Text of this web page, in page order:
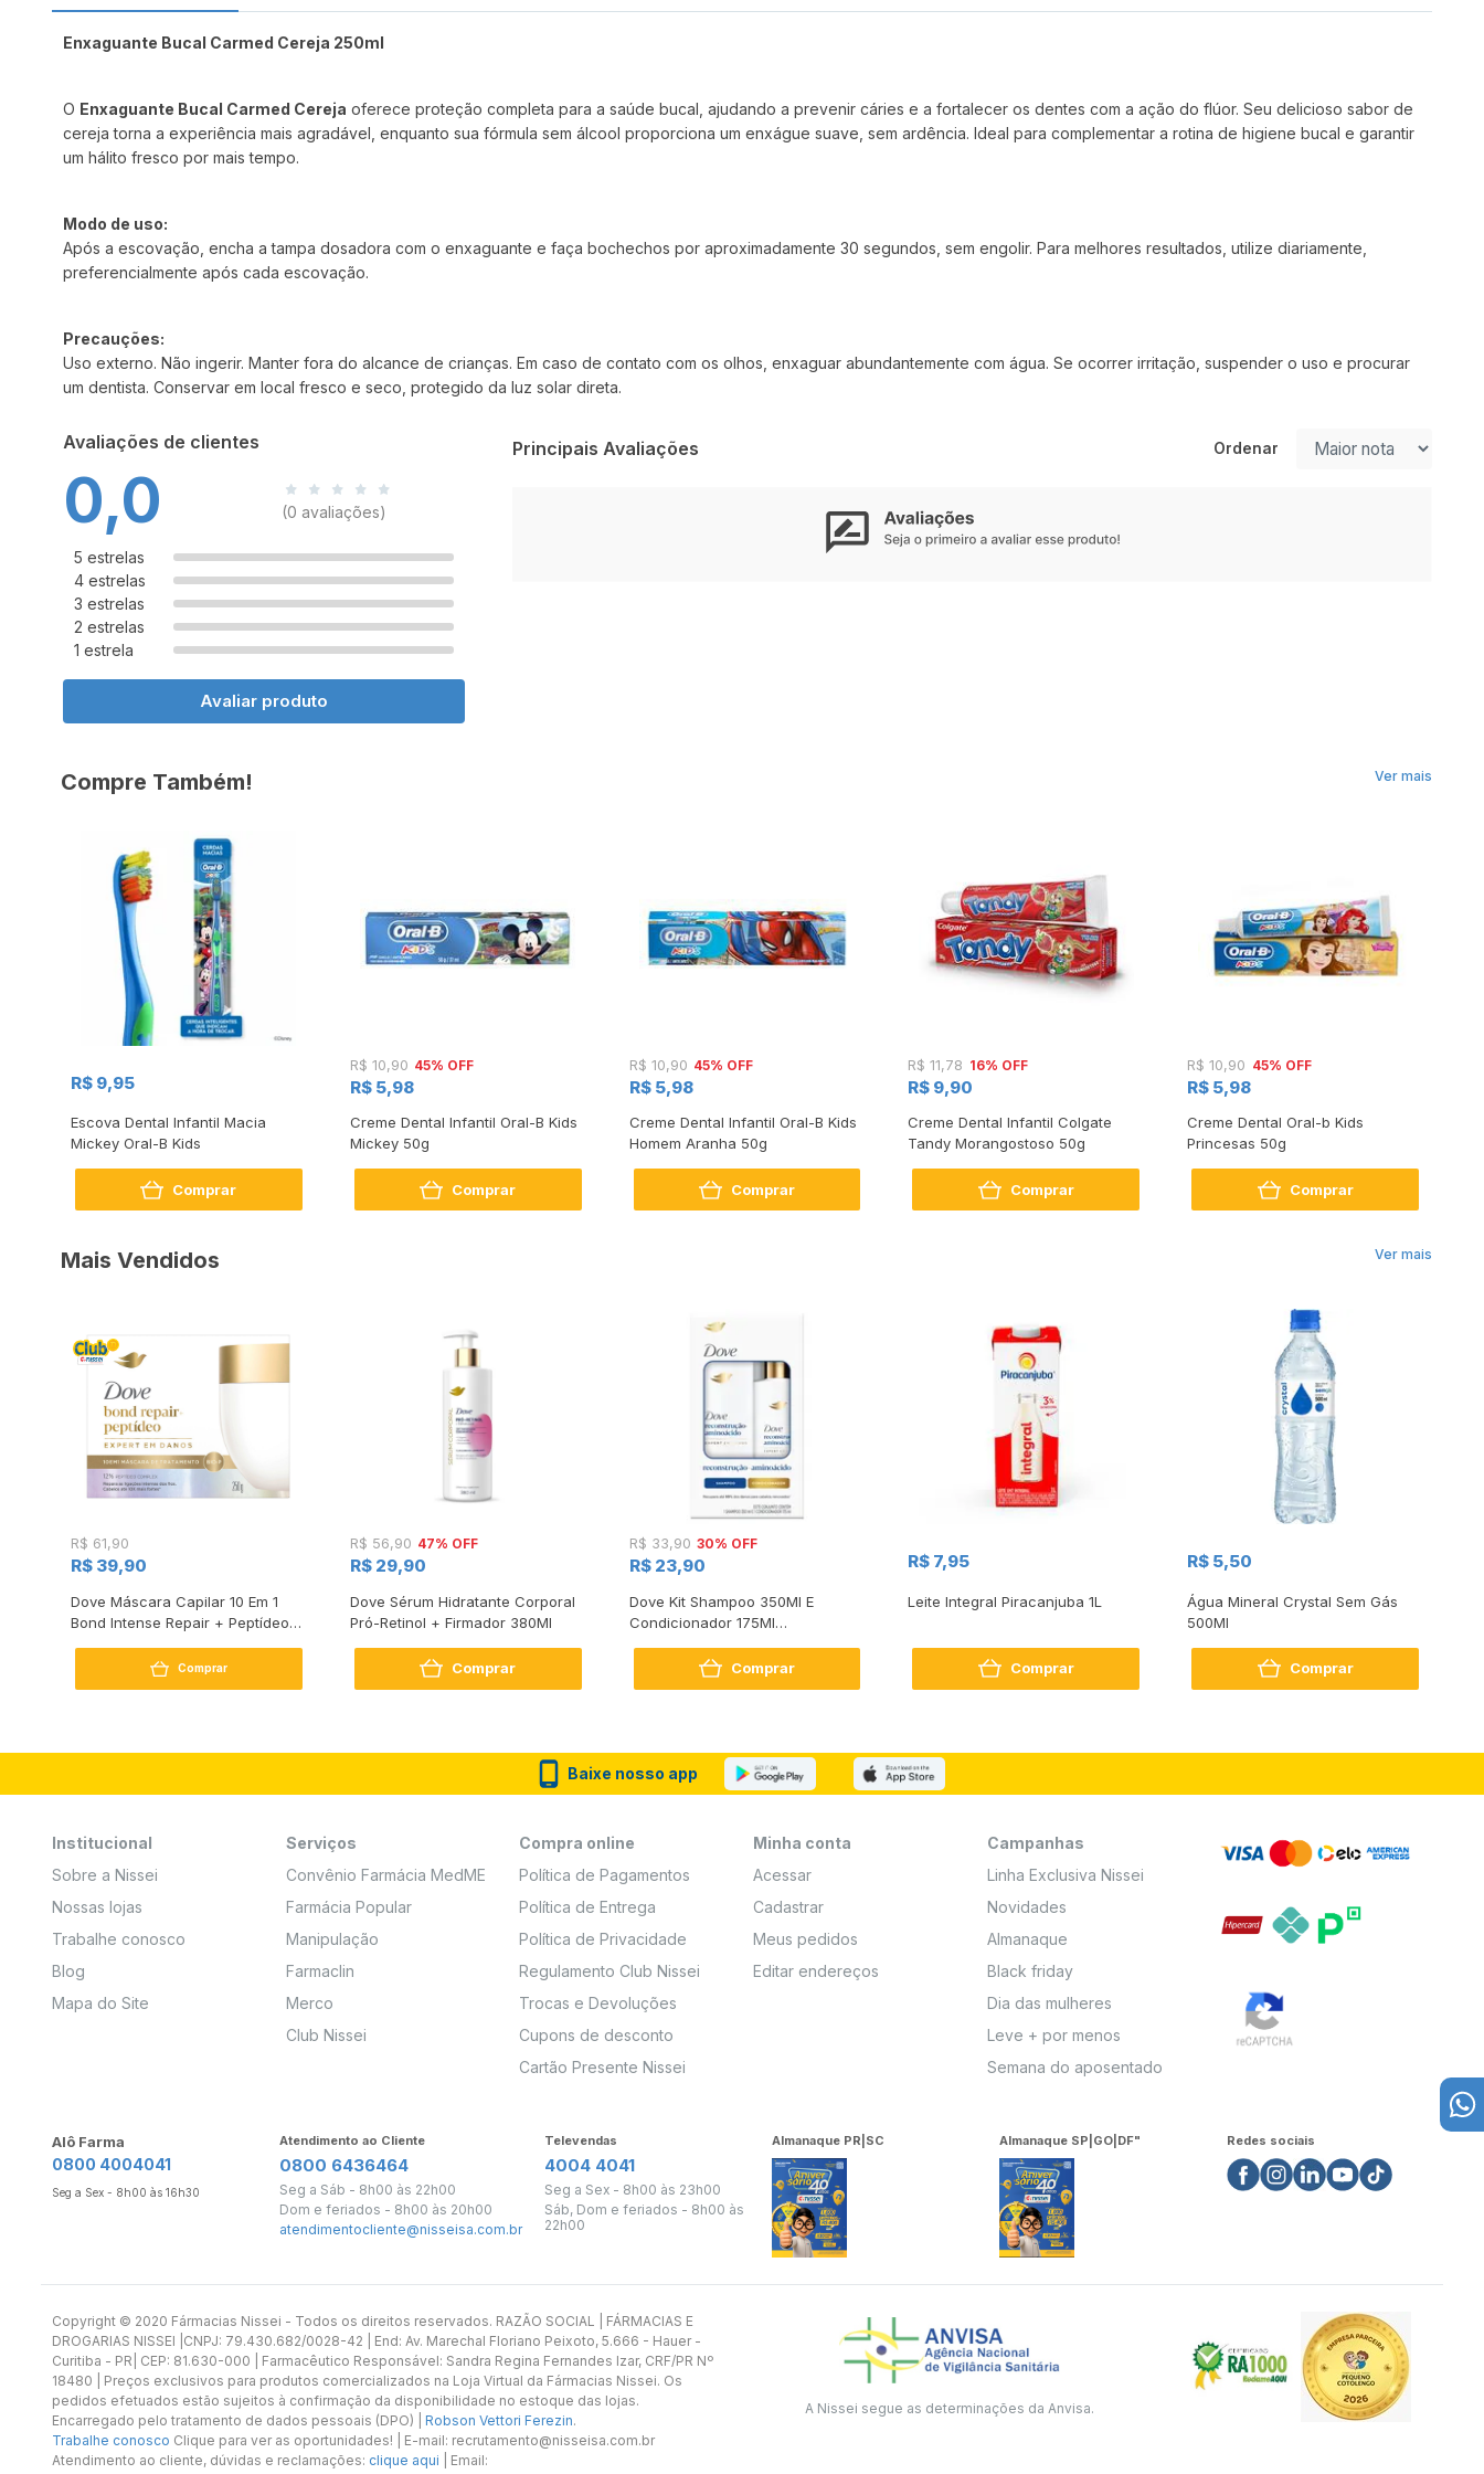
Enxaguante Bucal Carmed Cereja 250ml
O Enxaguante Bucal Carmed Cereja oferece proteção completa para a saúde bucal, ajudando a prevenir cáries e a fortalecer os dentes com a ação do flúor. Seu delicioso sabor de
cereja torna a experiência mais agradável, enquanto sua fórmula sem álcool proporciona um enxágue suave, sem ardência. Ideal para complementar a rotina de higiene bucal e garantir
um hálito fresco por mais tempo.
Modo de uso:
Após a escovação, encha a tampa dosadora com o enxaguante e faça bochechos por aproximadamente 30 segundos, sem engolir. Para melhores resultados, utilize diariamente,
preferencialmente após cada escovação.
Precauções:
Uso externo. Não ingerir. Manter fora do alcance de crianças. Em caso de contato com os olhos, enxaguar abundantemente com água. Se ocorrer irritação, suspender o uso e procurar
um dentista. Conservar em local fresco e seco, protegido da luz solar direta.
Avaliações de clientes
0,0 (0 avaliações)
5 estrelas
4 estrelas
3 estrelas
2 estrelas
1 estrela
Avaliar produto
Principais Avaliações Ordenar
Ver mais
Compre Também!
R$ 9,95
Escova Dental Infantil Macia
Mickey Oral-B Kids
Comprar
R$ 10,90 45% OFF
R$ 5,98
Creme Dental Infantil Oral-B Kids
Mickey 50g
Comprar
R$ 10,90 45% OFF
R$ 5,98
Creme Dental Infantil Oral-B Kids
Homem Aranha 50g
Comprar
R$ 11,78 16% OFF
R$ 9,90
Creme Dental Infantil Colgate
Tandy Morangostoso 50g
Comprar
R$ 10,90 45% OFF
R$ 5,98
Creme Dental Oral-b Kids
Princesas 50g
Comprar
Ver mais
Mais Vendidos
R$ 61,90
R$ 39,90
Dove Máscara Capilar 10 Em 1
Bond Intense Repair + Peptídeo
Comprar
R$ 56,90 47% OFF
R$ 29,90
Dove Sérum Hidratante Corporal
Pró-Retinol + Firmador 380Ml
Comprar
R$ 33,90 30% OFF
R$ 23,90
Dove Kit Shampoo 350Ml E
Condicionador 175Ml
Comprar
R$ 7,95
Leite Integral Piracanjuba 1L
Comprar
R$ 5,50
Água Mineral Crystal Sem Gás
500Ml
Comprar
Baixe nosso app
Institucional
Sobre a Nissei
Nossas lojas
Trabalhe conosco
Blog
Mapa do Site
Serviços
Convênio Farmácia MedME
Farmácia Popular
Manipulação
Farmaclin
Merco
Club Nissei
Compra online
Política de Pagamentos
Política de Entrega
Política de Privacidade
Regulamento Club Nissei
Trocas e Devoluções
Cupons de desconto
Cartão Presente Nissei
Minha conta
Acessar
Cadastrar
Meus pedidos
Editar endereços
Campanhas
Linha Exclusiva Nissei
Novidades
Almanaque
Black friday
Dia das mulheres
Leve + por menos
Semana do aposentado
Alô Farma
0800 4004041
Seg a Sex - 8h00 às 16h30
Atendimento ao Cliente
0800 6436464
Seg a Sáb - 8h00 às 22h00
Dom e feriados - 8h00 às 20h00
atendimentocliente@nisseisa.com.br
Televendas
4004 4041
Seg a Sex - 8h00 às 23h00
Sáb, Dom e feriados - 8h00 às
22h00
Almanaque PR|SC Almanaque SP|GO|DF" Redes sociais
Copyright ©️ 2020 Fármacias Nissei - Todos os direitos reservados. RAZÃO SOCIAL | FÁRMACIAS E
DROGARIAS NISSEI |CNPJ: 79.430.682/0028-42 | End: Av. Marechal Floriano Peixoto, 5.666 - Hauer -
Curitiba - PR| CEP: 81.630-000 | Farmacêutico Responsável: Sandra Regina Fernandes Izar, CRF/PR Nº
18480 | Preços exclusivos para produtos comercializados na Loja Virtual da Fármacias Nissei. Os
pedidos efetuados estão sujeitos à confirmação da disponibilidade no estoque das lojas.
Encarregado pelo tratamento de dados pessoais (DPO) | Robson Vettori Ferezin.
Trabalhe conosco Clique para ver as oportunidades! | E-mail: recrutamento@nisseisa.com.br
Atendimento ao cliente, dúvidas e reclamações: clique aqui | Email:
A Nissei segue as determinações da Anvisa.